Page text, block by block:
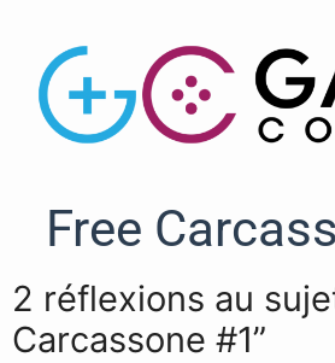
Free
2 réflexions au
Carcassone #1”